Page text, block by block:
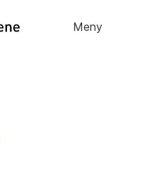
Meny